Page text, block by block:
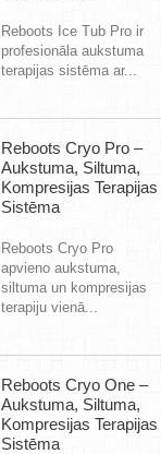
Reboots Ice Tub Pro ir
profesionāla aukstuma
terapijas sistēma ar...
Reboots Cryo Pro –
Aukstuma, Siltuma,
Kompresijas Terapijas
Sistēma
Reboots Cryo Pro
apvieno aukstuma,
siltuma un kompresijas
terapiju vienā...
Reboots Cryo One –
Aukstuma, Siltuma,
Kompresijas Terapijas
Sistēma